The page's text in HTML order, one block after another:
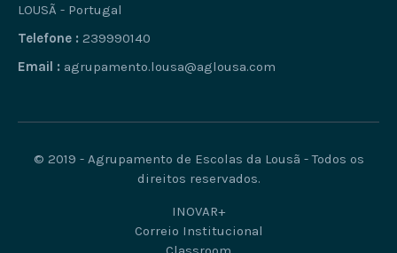
LOUSÃ - Portugal
Telefone : 239990140
Email : agrupamento.lousa@aglousa.com
© 2019 - Agrupamento de Escolas da Lousã - Todos os
direitos reservados.
INOVAR+
Correio Institucional